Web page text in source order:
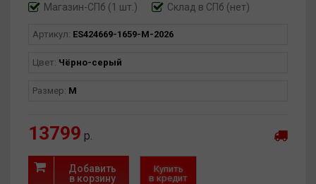
Магазин-СПб (1 шт.)
Склад в СПб (нет)
Артикул: ES424669-1659-M-2026
Цвет: Чёрно-серый
Размер: M
13799 р.
Добавить
в корзину
Купить
в кредит